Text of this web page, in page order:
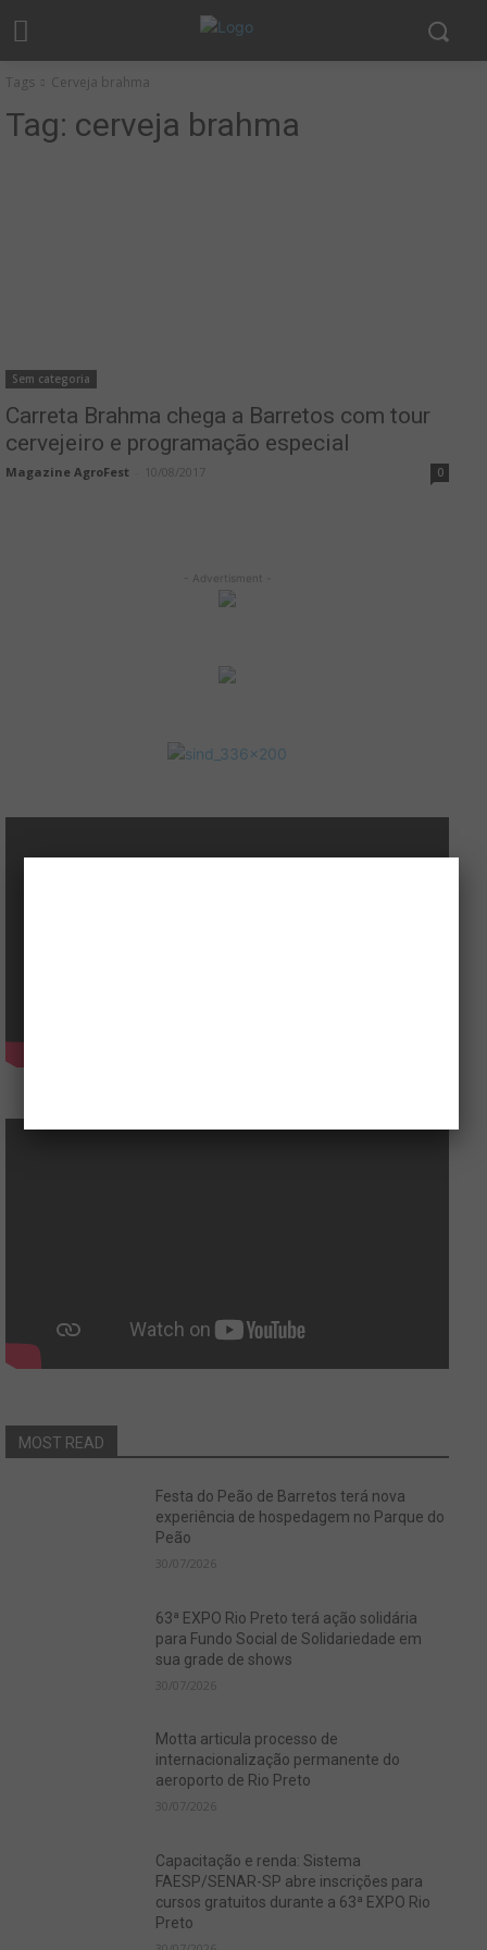
Tags Cerveja brahma
Tag: cerveja brahma
Sem categoria
Carreta Brahma chega a Barretos com tour
cervejeiro e programação especial
Magazine AgroFest 10/08/2017 0
- Advertisment -
MOST READ
Festa do Peão de Barretos terá nova
experiência de hospedagem no Parque do
Peão
30/07/2026
63ª EXPO Rio Preto terá ação solidária
para Fundo Social de Solidariedade em
sua grade de shows
30/07/2026
Motta articula processo de
internacionalização permanente do
aeroporto de Rio Preto
30/07/2026
Capacitação e renda: Sistema
FAESP/SENAR-SP abre inscrições para
cursos gratuitos durante a 63ª EXPO Rio
Preto